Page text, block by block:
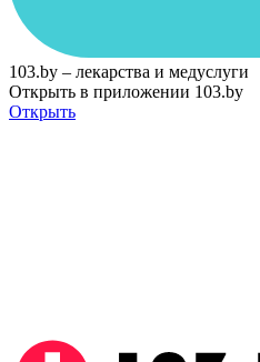
103.by – лекарства и медуслуги
Открыть в приложении 103.by
Открыть